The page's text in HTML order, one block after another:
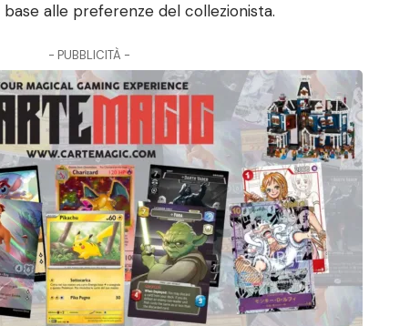
alle preferenze del collezionista.
- PUBBLICITÀ -